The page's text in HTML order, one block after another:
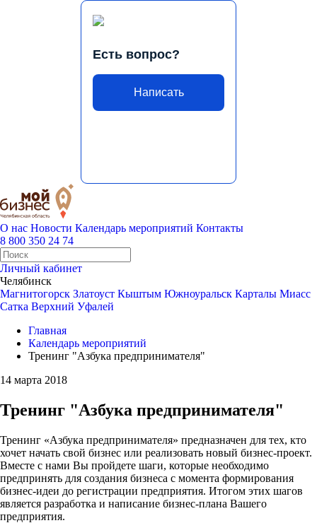
Есть вопрос?
Написать
О нас Новости Календарь мероприятий Контакты
8 800 350 24 74
Личный кабинет
Челябинск
Магнитогорск Златоуст Кыштым Южноуральск Карталы Миасс
Сатка Верхний Уфалей
Главная
Календарь мероприятий
Тренинг "Азбука предпринимателя"
14 марта 2018
Тренинг "Азбука предпринимателя"
Тренинг «Азбука предпринимателя» предназначен для тех, кто
хочет начать свой бизнес или реализовать новый бизнес-проект.
Вместе с нами Вы пройдете шаги, которые необходимо
предпринять для создания бизнеса с момента формирования
бизнес-идеи до регистрации предприятия. Итогом этих шагов
является разработка и написание бизнес-плана Вашего
предприятия.